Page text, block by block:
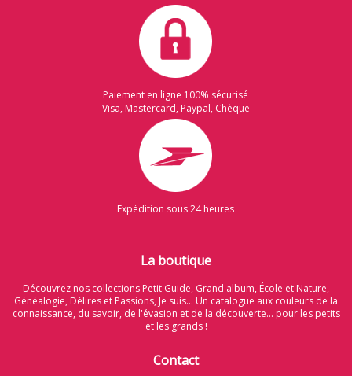
Paiement en ligne 100% sécurisé
Visa, Mastercard, Paypal, Chèque
Expédition sous 24 heures
La boutique
Découvrez nos collections Petit Guide, Grand album, École et Nature,
Généalogie, Délires et Passions, Je suis... Un catalogue aux couleurs de la
connaissance, du savoir, de l'évasion et de la découverte... pour les petits
et les grands !
Contact